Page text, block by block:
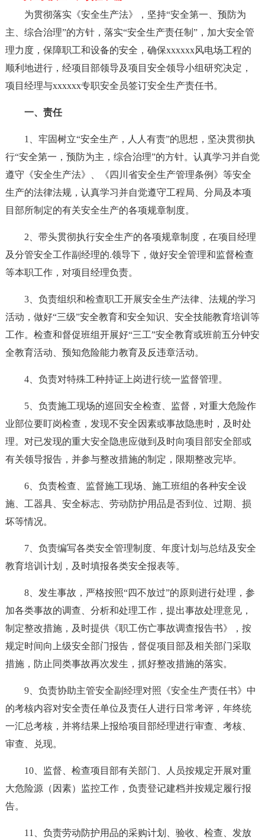
为贯彻落实《安全生产法》，坚持“安全第一、预防为
主、综合治理”的方针，落实“安全生产责任制”，加大安全管
理力度，保障职工和设备的安全，确保xxxxxx风电场工程的
顺利地进行，经项目部领导及项目安全领导小组研究决定，
项目经理与xxxxxx专职安全员签订安全生产责任书。
一、责任
1、牢固树立“安全生产，人人有责”的思想，坚决贯彻执
行“安全第一，预防为主，综合治理”的方针。认真学习并自觉
遵守《安全生产法》、《四川省安全生产管理条例》等安全
生产的法律法规，认真学习并自觉遵守工程局、分局及本项
目部所制定的有关安全生产的各项规章制度。
2、带头贯彻执行安全生产的各项规章制度，在项目经理
及分管安全工作副经理的.领导下，做好安全管理和监督检查
等本职工作，对项目经理负责。
3、负责组织和检查职工开展安全生产法律、法规的学习
活动，做好“三级”安全教育和安全知识、安全技能教育培训等
工作。检查和督促班组开展好“三工”安全教育或班前五分钟安
全教育活动、预知危险能力教育及反违章活动。
4、负责对特殊工种持证上岗进行统一监督管理。
5、负责施工现场的巡回安全检查、监督，对重大危险作
业部位要盯岗检查，发现不安全因素或事故隐患时，及时处
理。对已发现的重大安全隐患应做到及时向项目部安全部或
有关领导报告，并参与整改措施的制定，限期整改完毕。
6、负责检查、监督施工现场、施工班组的各种安全设
施、工器具、安全标志、劳动防护用品是否到位、过期、损
坏等情况。
7、负责编写各类安全管理制度、年度计划与总结及安全
教育培训计划，及时填报各类安全报表等。
8、发生事故，严格按照“四不放过”的原则进行处理，参
加各类事故的调查、分析和处理工作，提出事故处理意见，
制定整改措施，及时提供《职工伤亡事故调查报告书》，按
规定时间向上级安全部门报告，督促项目部及相关部门采取
措施，防止同类事故再次发生，抓好整改措施的落实。
9、负责协助主管安全副经理对照《安全生产责任书》中
的考核内容对安全责任单位及责任人进行日常考评，年终统
一汇总考核，并将结果上报给项目部经理进行审查、考核、
审查、兑现。
10、监督、检查项目部有关部门、人员按规定开展对重
大危险源（因素）监控工作，负责登记建档并按规定履行报
告。
11、负责劳动防护用品的采购计划、验收、检查、发放